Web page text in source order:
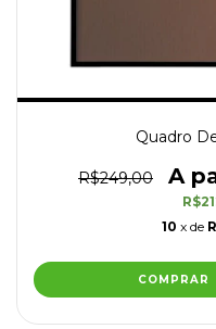
Quadro
R$249,00
10 x de
COMPRAR